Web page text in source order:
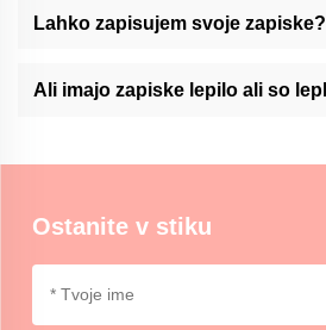
vrhunskih materialov.
Lahko zapisujem svoje zapiske?
kontaktirajte nas prek naše stranke za
Ali imajo zapiske lepilo ali so
Ostanite v stiku